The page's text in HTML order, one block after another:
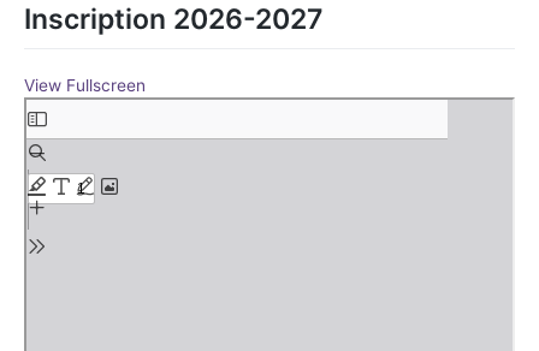
Inscription 2026-2027
View Fullscreen
Aller
au
contenu
PDF